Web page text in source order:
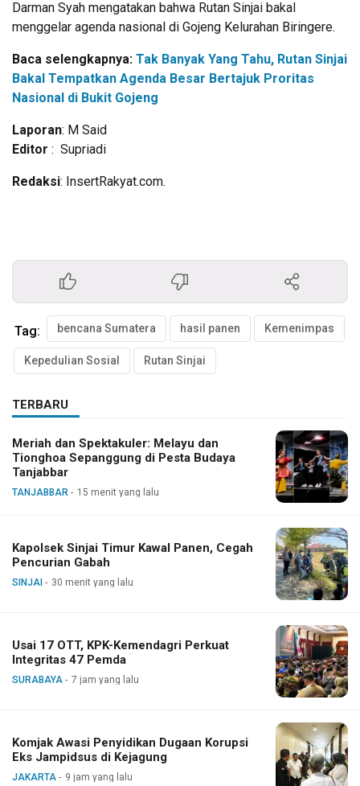
Darman Syah mengatakan bahwa Rutan Sinjai bakal
menggelar agenda nasional di Gojeng Kelurahan Biringere.
Baca selengkapnya: Tak Banyak Yang Tahu, Rutan Sinjai
Bakal Tempatkan Agenda Besar Bertajuk Proritas
Nasional di Bukit Gojeng
Laporan: M Said
Editor : Supriadi
Redaksi: InsertRakyat.com.
Tag: bencana Sumatera hasil panen Kemenimpas
Kepedulian Sosial Rutan Sinjai
TERBARU
Meriah dan Spektakuler: Melayu dan
Tionghoa Sepanggung di Pesta Budaya
Tanjabbar
TANJABBAR 15 menit yang lalu
Kapolsek Sinjai Timur Kawal Panen, Cegah
Pencurian Gabah
SINJAI 30 menit yang lalu
Usai 17 OTT, KPK-Kemendagri Perkuat
Integritas 47 Pemda
SURABAYA 7 jam yang lalu
Komjak Awasi Penyidikan Dugaan Korupsi
Eks Jampidsus di Kejagung
JAKARTA 9 jam yang lalu